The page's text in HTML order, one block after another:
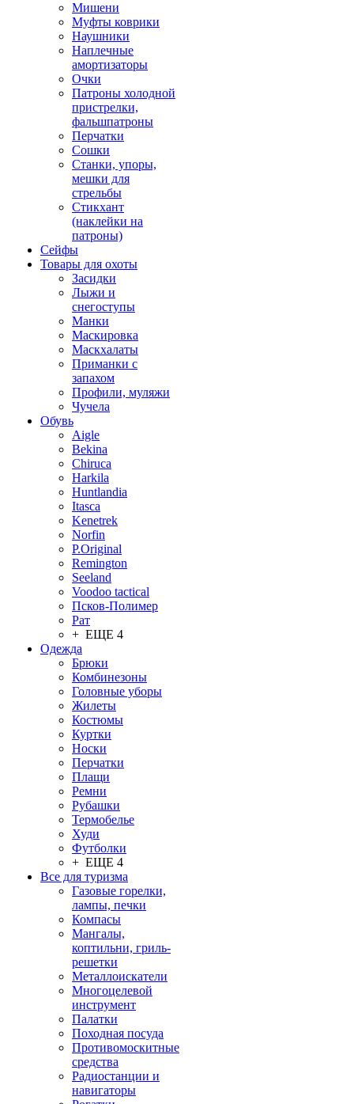
Мишени
Муфты коврики
Наушники
Наплечные
амортизаторы
Очки
Патроны холодной
пристрелки,
фальшпатроны
Перчатки
Сошки
Станки, упоры,
мешки для
стрельбы
Стикхант
(наклейки на
патроны)
Сейфы
Товары для охоты
Засидки
Лыжи и
снегоступы
Манки
Маскировка
Маскхалаты
Приманки с
запахом
Профили, муляжи
Чучела
Обувь
Aigle
Bekina
Chiruсa
Harkila
Huntlandia
Itasca
Kenetrek
Norfin
P.Original
Remington
Seeland
Voodoo tactical
Псков-Полимер
Рат
+ ЕЩЕ 4
Одежда
Брюки
Комбинезоны
Головные уборы
Жилеты
Костюмы
Куртки
Носки
Перчатки
Плащи
Ремни
Рубашки
Термобелье
Худи
Футболки
+ ЕЩЕ 4
Все для туризма
Газовые горелки,
лампы, печки
Компасы
Мангалы,
коптильни, гриль-
решетки
Металлоискатели
Многоцелевой
инструмент
Палатки
Походная посуда
Противомоскитные
средства
Радиостанции и
навигаторы